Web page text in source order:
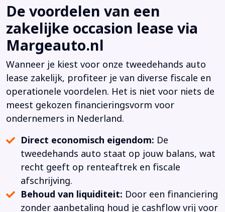
De voordelen van een
zakelijke occasion lease via
Margeauto.nl
Wanneer je kiest voor onze tweedehands auto
lease zakelijk, profiteer je van diverse fiscale en
operationele voordelen. Het is niet voor niets de
meest gekozen financieringsvorm voor
ondernemers in Nederland.
Direct economisch eigendom: De
tweedehands auto staat op jouw balans, wat
recht geeft op renteaftrek en fiscale
afschrijving.
Behoud van liquiditeit: Door een financiering
zonder aanbetaling houd je cashflow vrij voor